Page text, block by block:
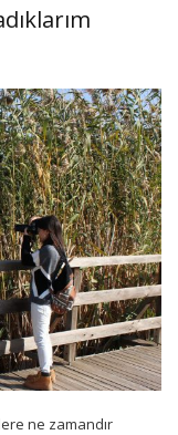
ne zamandır